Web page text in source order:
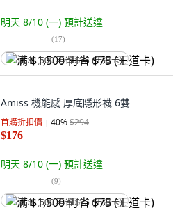
明天 8/10 (一) 預計送達
(17)
满 $1,500 再省 $75 (王道卡)
Amiss 機能感 厚底隱形襪 6雙
首購折扣價 40%$294
$176
明天 8/10 (一) 預計送達
(9)
满 $1,500 再省 $75 (王道卡)